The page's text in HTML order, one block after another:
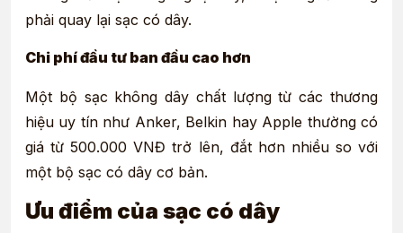
phải quay lại sạc có dây.
Chi phí đầu tư ban đầu cao hơn
Một bộ sạc không dây chất lượng từ các thương
hiệu uy tín như Anker, Belkin hay Apple thường có
giá từ 500.000 VNĐ trở lên, đắt hơn nhiều so với
một bộ sạc có dây cơ bản.
Ưu điểm của sạc có dây